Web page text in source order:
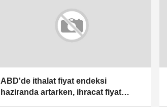
ABD'de ithalat fiyat endeksi
haziranda artarken, ihracat fiyat